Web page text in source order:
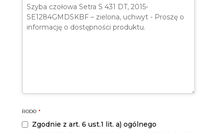
Company
Name *
RODO *
Zgodnie z art. 6 ust.1 lit. a) ogólnego